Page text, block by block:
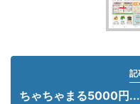
記
ちゃちゃまる5000円